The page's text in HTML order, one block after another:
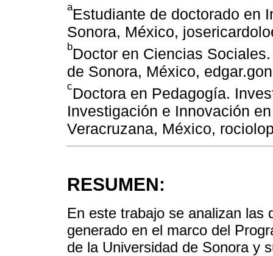
aEstudiante de doctorado en
Sonora, México,
bDoctor en Ciencias
de Sonora, México,
cDoctora en Pedagogía.
Investigación e Innovación
Veracruzana, México,
RESUMEN:
En este trabajo se analizan las
generado en el marco del
de la Universidad de Sonora y